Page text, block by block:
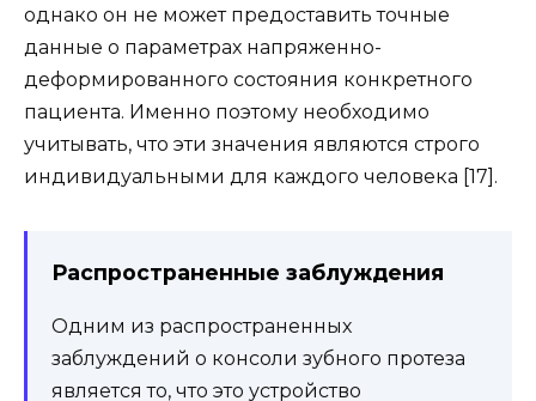
однако он не может предоставить точные
данные о параметрах напряженно-
деформированного состояния конкретного
пациента. Именно поэтому необходимо
учитывать, что эти значения являются строго
индивидуальными для каждого человека [17].
Распространенные заблуждения
Одним из распространенных
заблуждений о консоли зубного протеза
является то, что это устройство